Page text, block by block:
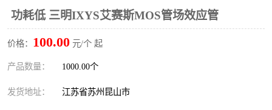
功耗低 三明IXYS艾赛斯MOS管场效应管
价格： 100.00 元/个 起
产品数量： 1000.00个
发货地址： 江苏省苏州昆山市